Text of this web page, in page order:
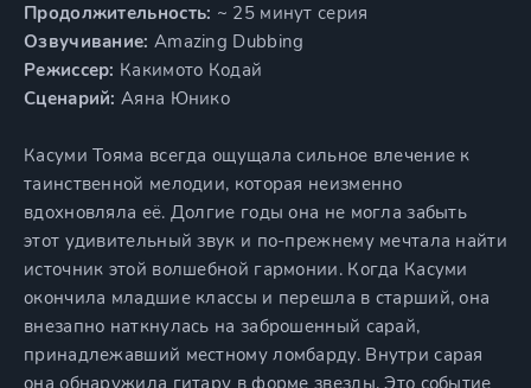
Продолжительность: ~ 25 минут серия
Озвучивание: Amazing Dubbing
Режиссер: Какимото Кодай
Сценарий: Аяна Юнико
Касуми Тояма всегда ощущала сильное влечение к
таинственной мелодии, которая неизменно
вдохновляла её. Долгие годы она не могла забыть
этот удивительный звук и по-прежнему мечтала найти
источник этой волшебной гармонии. Когда Касуми
окончила младшие классы и перешла в старший, она
внезапно наткнулась на заброшенный сарай,
принадлежавший местному ломбарду. Внутри сарая
она обнаружила гитару в форме звезды. Это событие